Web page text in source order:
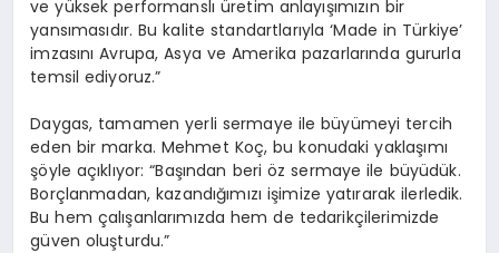
ve yüksek performanslı üretim anlayışımızın bir
yansımasıdır. Bu kalite standartlarıyla ‘Made in Türkiye’
imzasını Avrupa, Asya ve Amerika pazarlarında gururla
temsil ediyoruz.”
Daygas, tamamen yerli sermaye ile büyümeyi tercih
eden bir marka. Mehmet Koç, bu konudaki yaklaşımı
şöyle açıklıyor: “Başından beri öz sermaye ile büyüdük.
Borçlanmadan, kazandığımızı işimize yatırarak ilerledik.
Bu hem çalışanlarımızda hem de tedarikçilerimizde
güven oluşturdu.”